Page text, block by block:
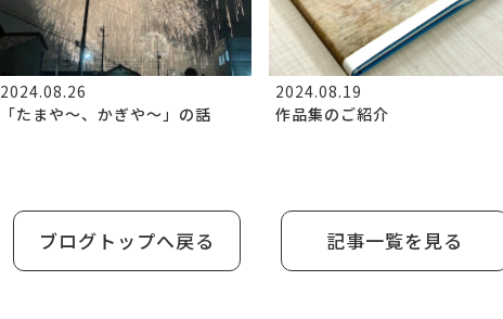
2024.08.26
「たまや～、かぎや～」の話
2024.08.19
作品集のご紹介
ブログトップへ戻る 記事一覧を見る